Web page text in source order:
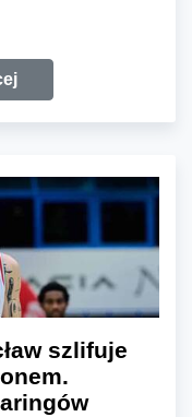
szlifuje